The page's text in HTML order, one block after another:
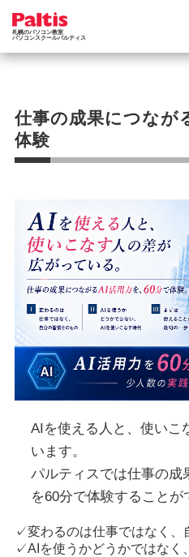
札幌のパソコン教室
パソコンスクールパルティス
仕事の成果につなが
体験
AIを使える人と、使いこ
います。
パルティスでは仕事の成
を60分で体験することが
✓変わるのは仕事ではなく、
✓AIを使うかどうかではなく